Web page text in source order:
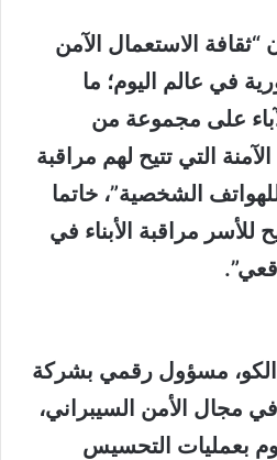
الاستعمال الآمن
في عالم اليوم؛ ما
على مجموعة من
التي تتيح لهم مراقبة
للهواتف الشخصية”، خاتما
للأسر مراقبة الأبناء في
مسؤول رقمي بشركة
مجال الأمن السيبراني،
بعمليات التحسيس